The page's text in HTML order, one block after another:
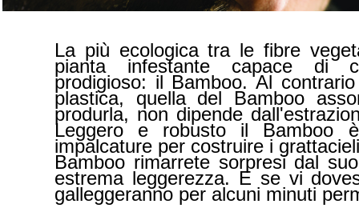
La più ecologica tra le fibre
pianta infestante capace di
prodigioso: il Bamboo. Al
plastica, quella del Bamboo
produrla, non dipende
Leggero e robusto il Bamboo
impalcature per costruire i
Bamboo rimarrete sorpresi dal
estrema leggerezza. E se vi
galleggeranno per alcuni minuti